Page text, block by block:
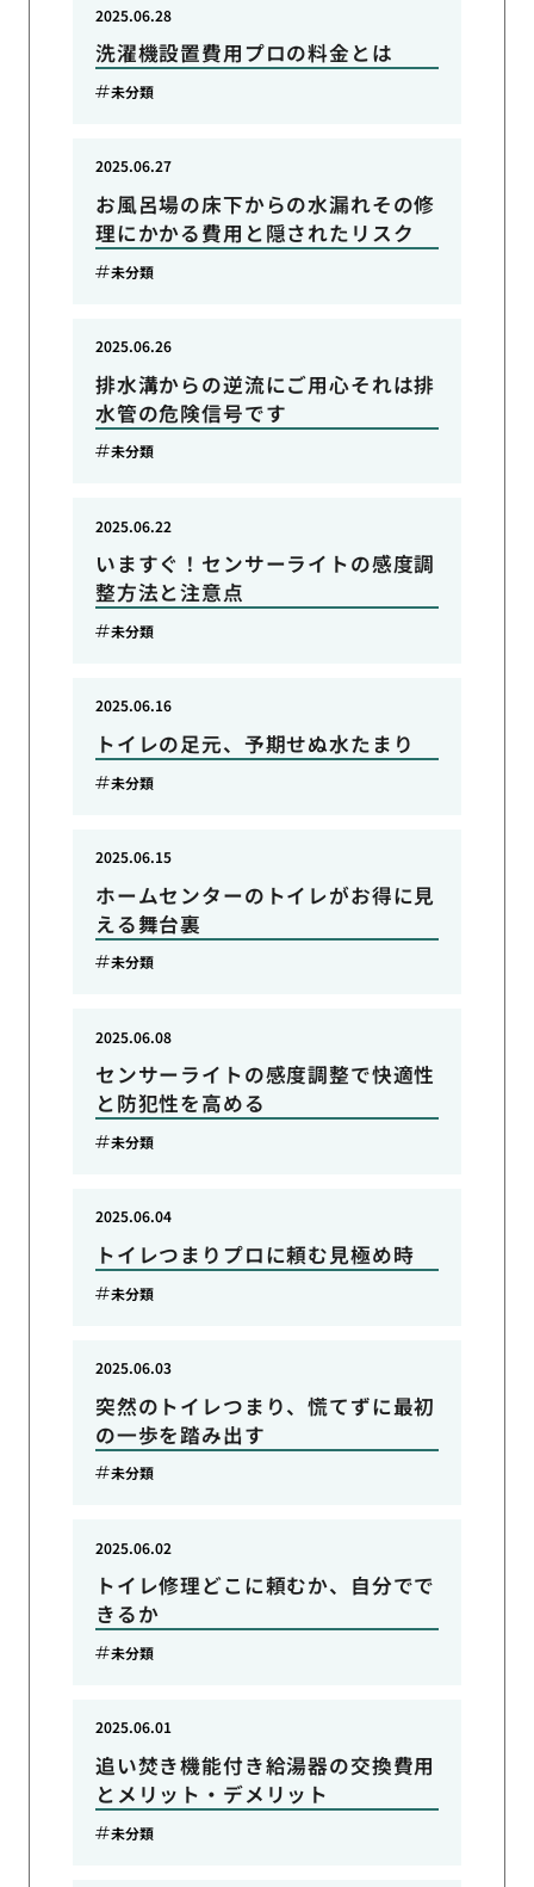
洗濯機設置費用プロの料金とは
2025.06.28
未分類
お風呂場の床下からの水漏れその修
理にかかる費用と隠されたリスク
2025.06.27
未分類
排水溝からの逆流にご用心それは排
水管の危険信号です
2025.06.26
未分類
いますぐ！センサーライトの感度調
整方法と注意点
2025.06.22
未分類
トイレの足元、予期せぬ水たまり
2025.06.16
未分類
ホームセンターのトイレがお得に見
える舞台裏
2025.06.15
未分類
センサーライトの感度調整で快適性
と防犯性を高める
2025.06.08
未分類
トイレつまりプロに頼む見極め時
2025.06.04
未分類
突然のトイレつまり、慌てずに最初
の一歩を踏み出す
2025.06.03
未分類
トイレ修理どこに頼むか、自分でで
きるか
2025.06.02
未分類
追い焚き機能付き給湯器の交換費用
とメリット・デメリット
2025.06.01
未分類